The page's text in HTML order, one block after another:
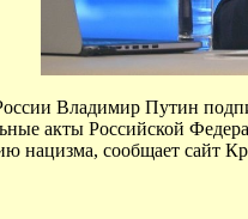
Владимир Путин
акты Российской
нацизма, сообщает сайт